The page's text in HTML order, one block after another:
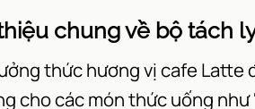
chung về bộ tách
thức hương vị cafe Latte
cho các món thức uống